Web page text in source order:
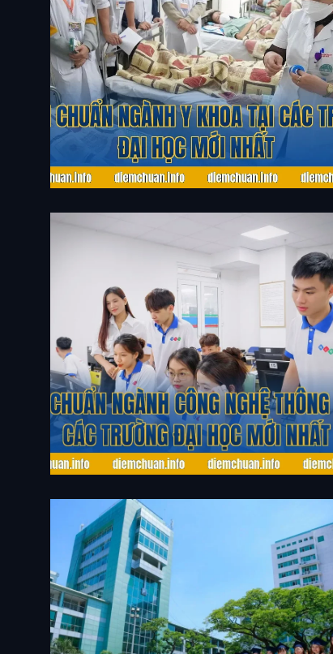
Điểm Chuẩn Ngành Y Khoa Tại Các Trường Đại
Học Mới Nhất
Điểm Chuẩn Ngành Công Nghệ Thông Tin Tại Các
Trường Đại Học Mới Nhất